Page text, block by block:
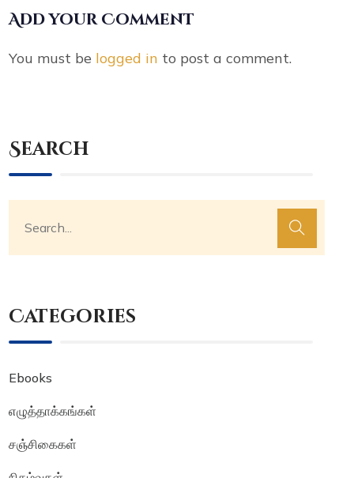
Add your Comment
You must be logged in to post a comment.
Search
Categories
Ebooks
எழுத்தாக்கங்கள்
சஞ்சிகைகள்